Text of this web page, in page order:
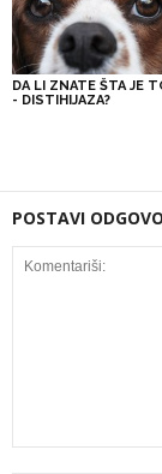
DA LI ZNATE ŠTA JE
- DISTIHIJAZA?
POSTAVI